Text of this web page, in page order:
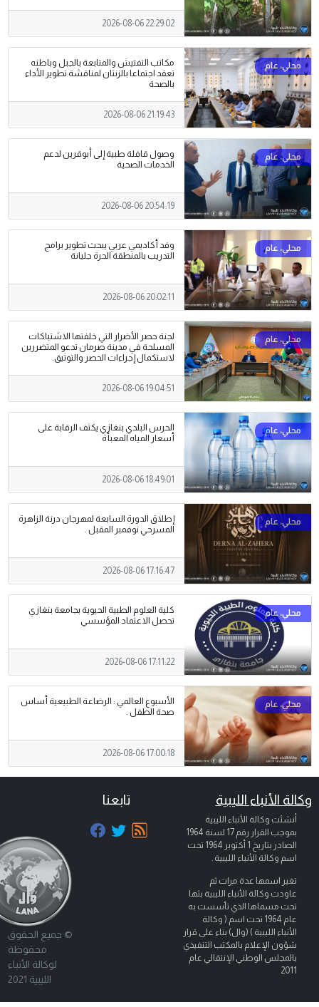
2026-08-06 22:29:02
مكاتب التفتيش والمتابعة بالجبل وباطنه
تعقد اجتماعا بالزنتان لمناقشة تطوير الأداء
بالصحة
2026-08-06 21:19:43
وصول قافلة طبية إلى أبوقرين لدعم
الخدمات الصحية
2026-08-06 20:54:19
وفد أكاديمي عربي يبحث تطوير برامج
التدريب بالمنطقة الحرة جليانة
2026-08-06 20:02:11
لجنة حصر الأضرار التي خلفتها الاشتباكات
المسلحة في مدينة صرمان تدعو المتضررين
لاستكمال إجراءات الحصر والتوثيق.
2026-08-06 19:04:51
الحرس البلدي بنغازي يكثف الرقابة على
أسعار المياه المعبأة
2026-08-06 18:49:01
إطلاق الدورة السابعة لمهرجان درنة الزاهرة
المسرحي نوفمبر المقبل .
2026-08-06 17:16:47
كلية العلوم الطبية الحيوية بجامعة بنغازي
تحصل الاعتماد المؤسسي
2026-08-06 17:11:22
الأسبوع العالمي : الرضاعة الطبيعية أساس
صحة الطفل .
2026-08-06 17:00:18
وكالة الأنباء الليبية
أنشئت وكالة الأنباء الليبية
بموجب القرار رقم 17 لسنة 1964
الصادر بتاريخ 1 أكتوبر 1964
تحت
اسم وكالة الأنباء الليبية .
تغير اسمها عدة مرات ثم
عاودت وكالة الأنباء الليبية بثها
تحت مسماها الذي تأسست به
عام 1964 تحت اسم ( وكالة
الأنباء الليبية ) (وال) بناء على قرار
شؤون الإعلام بالمكتب التنفيذي
بالمجلس الوطني الإنتقالي عام
2011
تابعنا
© جميع الحقوق
محفوظة
لوكالة الأنباء
الليبية 2021